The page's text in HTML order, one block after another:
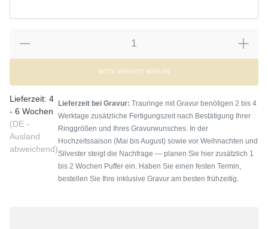
BITTE VARIANTE WÄHLEN
Lieferzeit: 4
- 6 Wochen
(DE -
Ausland
abweichend)
Lieferzeit bei Gravur: Trauringe mit Gravur benötigen 2 bis 4
Werktage zusätzliche Fertigungszeit nach Bestätigung Ihrer
Ringgrößen und Ihres Gravurwunsches. In der
Hochzeitssaison (Mai bis August) sowie vor Weihnachten und
Silvester steigt die Nachfrage — planen Sie hier zusätzlich 1
bis 2 Wochen Puffer ein. Haben Sie einen festen Termin,
bestellen Sie Ihre inklusive Gravur am besten frühzeitig.